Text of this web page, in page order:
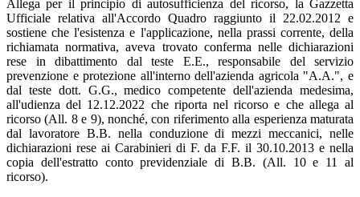
Allega per il principio di autosufficienza del ricorso, la Gazzetta
Ufficiale relativa all'Accordo Quadro raggiunto il 22.02.2012 e
sostiene che l'esistenza e l'applicazione, nella prassi corrente, della
richiamata normativa, aveva trovato conferma nelle dichiarazioni
rese in dibattimento dal teste E.E., responsabile del servizio
prevenzione e protezione all'interno dell'azienda agricola "A.A.", e
dal teste dott. G.G., medico competente dell'azienda medesima,
all'udienza del 12.12.2022 che riporta nel ricorso e che allega al
ricorso (All. 8 e 9), nonché, con riferimento alla esperienza maturata
dal lavoratore B.B. nella conduzione di mezzi meccanici, nelle
dichiarazioni rese ai Carabinieri di F. da F.F. il 30.10.2013 e nella
copia dell'estratto conto previdenziale di B.B. (All. 10 e 11 al
ricorso).